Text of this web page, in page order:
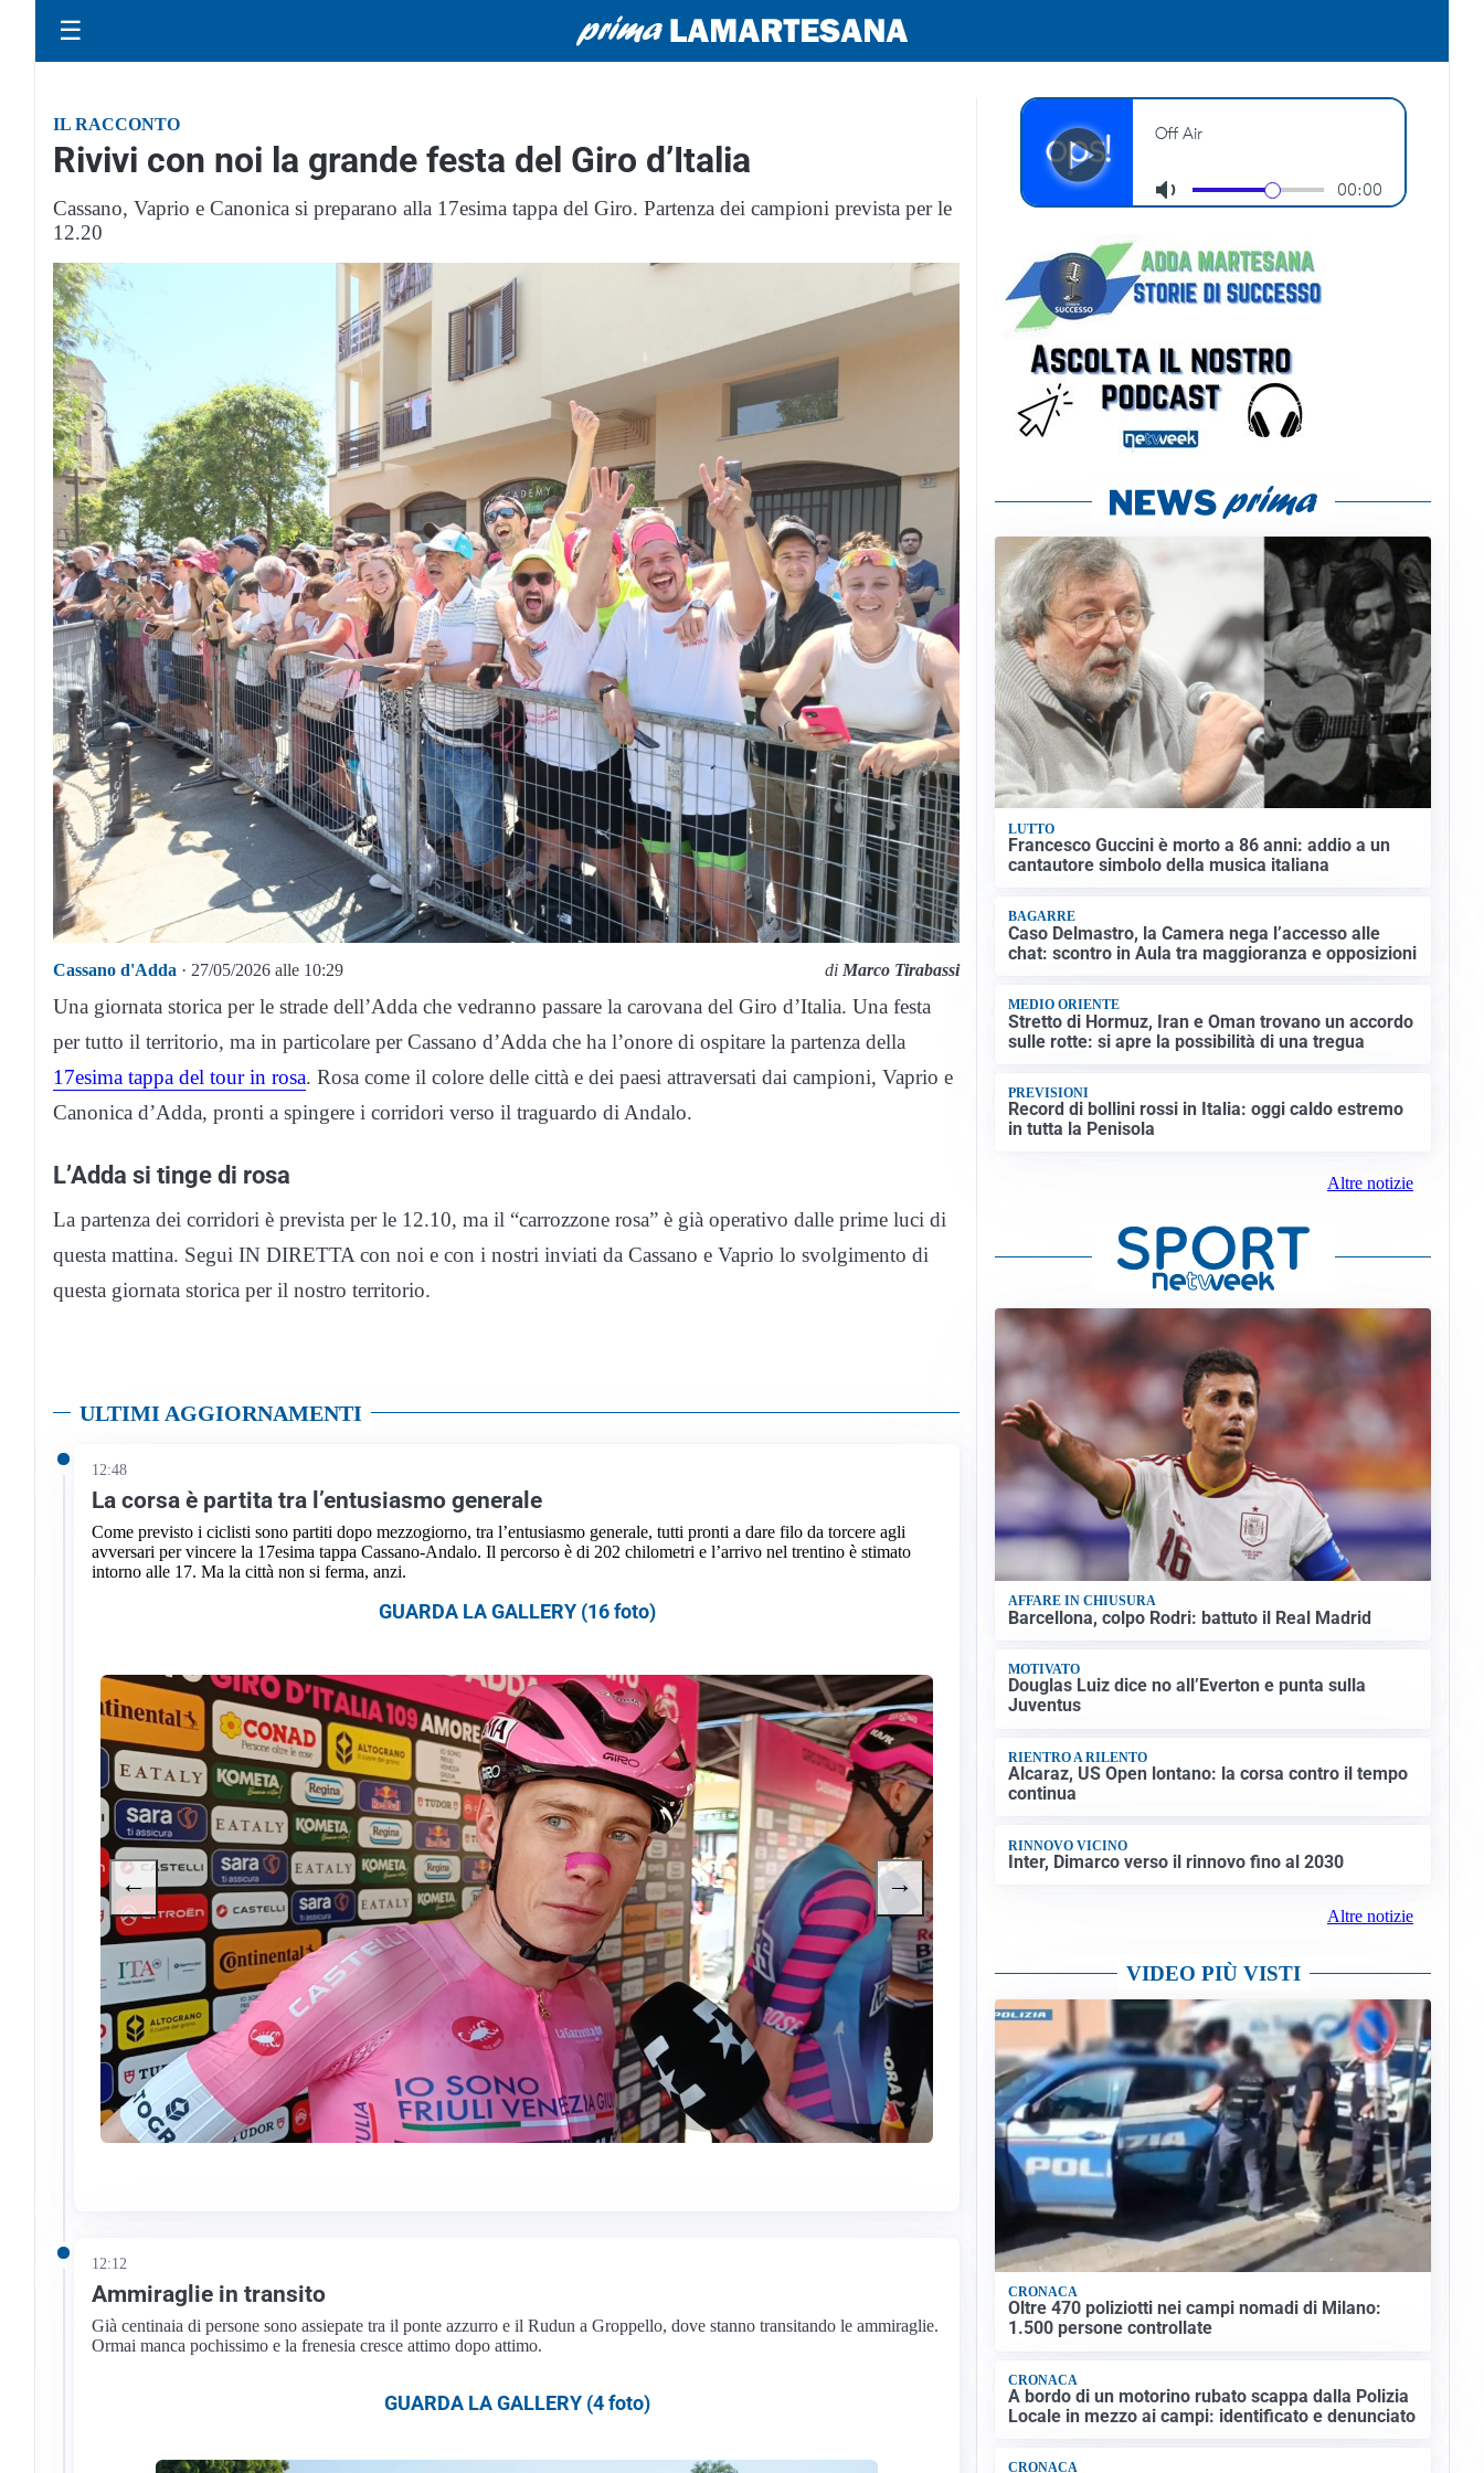
☰
IL RACCONTO
Rivivi con noi la grande festa del Giro d’Italia
Cassano, Vaprio e Canonica si preparano alla 17esima tappa del Giro. Partenza dei campioni prevista per le
12.20
Cassano d'Adda · 27/05/2026 alle 10:29 di Marco Tirabassi
Una giornata storica per le strade dell’Adda che vedranno passare la carovana del Giro d’Italia. Una festa
per tutto il territorio, ma in particolare per Cassano d’Adda che ha l’onore di ospitare la partenza della
17esima tappa del tour in rosa. Rosa come il colore delle città e dei paesi attraversati dai campioni, Vaprio e
Canonica d’Adda, pronti a spingere i corridori verso il traguardo di Andalo.
L’Adda si tinge di rosa
La partenza dei corridori è prevista per le 12.10, ma il “carrozzone rosa” è già operativo dalle prime luci di
questa mattina. Segui IN DIRETTA con noi e con i nostri inviati da Cassano e Vaprio lo svolgimento di
questa giornata storica per il nostro territorio.
ULTIMI AGGIORNAMENTI
12:48
La corsa è partita tra l’entusiasmo generale
Come previsto i ciclisti sono partiti dopo mezzogiorno, tra l’entusiasmo generale, tutti pronti a dare filo da torcere agli
avversari per vincere la 17esima tappa Cassano-Andalo. Il percorso è di 202 chilometri e l’arrivo nel trentino è stimato
intorno alle 17. Ma la città non si ferma, anzi.
GUARDA LA GALLERY (16 foto)
← →
12:12
Ammiraglie in transito
Già centinaia di persone sono assiepate tra il ponte azzurro e il Rudun a Groppello, dove stanno transitando le ammiraglie.
Ormai manca pochissimo e la frenesia cresce attimo dopo attimo.
GUARDA LA GALLERY (4 foto)
LUTTO
Francesco Guccini è morto a 86 anni: addio a un
cantautore simbolo della musica italiana
BAGARRE
Caso Delmastro, la Camera nega l’accesso alle
chat: scontro in Aula tra maggioranza e opposizioni
MEDIO ORIENTE
Stretto di Hormuz, Iran e Oman trovano un accordo
sulle rotte: si apre la possibilità di una tregua
PREVISIONI
Record di bollini rossi in Italia: oggi caldo estremo
in tutta la Penisola
Altre notizie
AFFARE IN CHIUSURA
Barcellona, colpo Rodri: battuto il Real Madrid
MOTIVATO
Douglas Luiz dice no all’Everton e punta sulla
Juventus
RIENTRO A RILENTO
Alcaraz, US Open lontano: la corsa contro il tempo
continua
RINNOVO VICINO
Inter, Dimarco verso il rinnovo fino al 2030
Altre notizie
VIDEO PIÙ VISTI
CRONACA
Oltre 470 poliziotti nei campi nomadi di Milano:
1.500 persone controllate
CRONACA
A bordo di un motorino rubato scappa dalla Polizia
Locale in mezzo ai campi: identificato e denunciato
CRONACA